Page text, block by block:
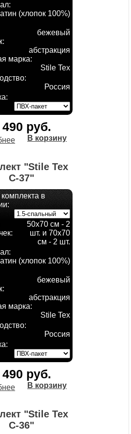
(хлопок 100%)
бежевый
абстракция
марка:
Stile Tex
Россия
490 руб.
В корзину
"Stile Tex
С-37"
в
50х70 см - 2
шт. и 70х70
см - 2 шт.
(хлопок 100%)
бежевый
абстракция
марка:
Stile Tex
Россия
490 руб.
В корзину
"Stile Tex
С-36"